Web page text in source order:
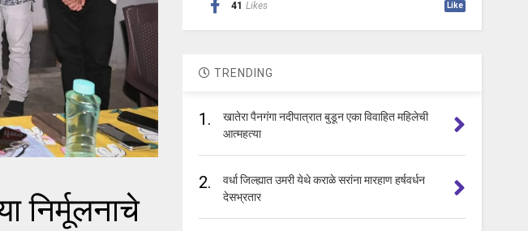
निर्मूलनाचे
41 Likes Like
TRENDING
1.
खातेरा पैनगंगा नदीपात्रात बुडून एका विवाहित महिलेची
आत्महत्या
2.
वर्धा जिल्ह्यात उमरी येथे कराळे सरांना मारहाण हर्षवर्धन
देसभ्रतार